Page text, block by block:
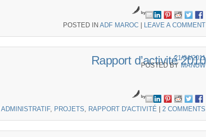
by
POSTED IN ADF MAROC LEAVE A COMMENT
Rapport d’activité 2010
21/04/2011
POSTED BY MANUW
by
ADMINISTRATIF, PROJETS, RAPPORT D'ACTIVITÉ 2 COMMENTS